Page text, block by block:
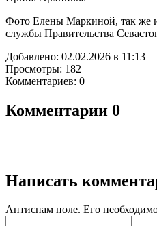
Фото Елены Маркиной, так же
службы Правительства
Добавлено: 02.02.2026 в 11:13
Просмотры: 182
Комментариев: 0
Комментарии 0
Написать
Антиспам поле. Его